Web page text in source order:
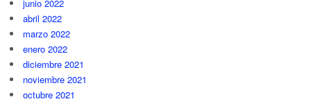
junio 2022
abril 2022
marzo 2022
enero 2022
diciembre 2021
noviembre 2021
octubre 2021